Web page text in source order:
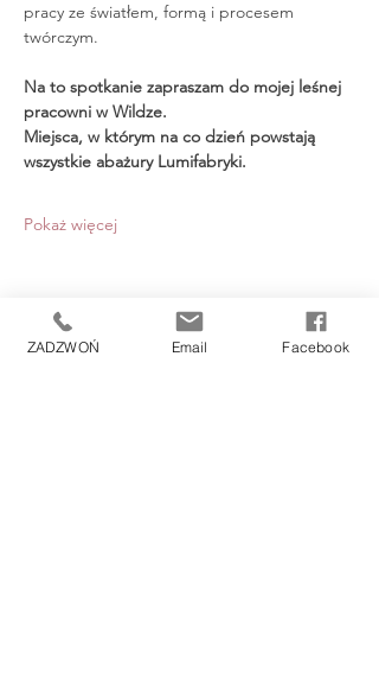
pracy ze światłem, formą i procesem
twórczym.
Na to spotkanie zapraszam do mojej leśnej
pracowni w Wildze.
Miejsca, w którym na co dzień powstają
wszystkie abażury Lumifabryki.
Pokaż więcej
Udostępnij to wydarzenie
ZADZWOŃ Email Facebook